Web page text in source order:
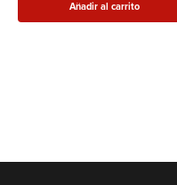
Añadir al carrito